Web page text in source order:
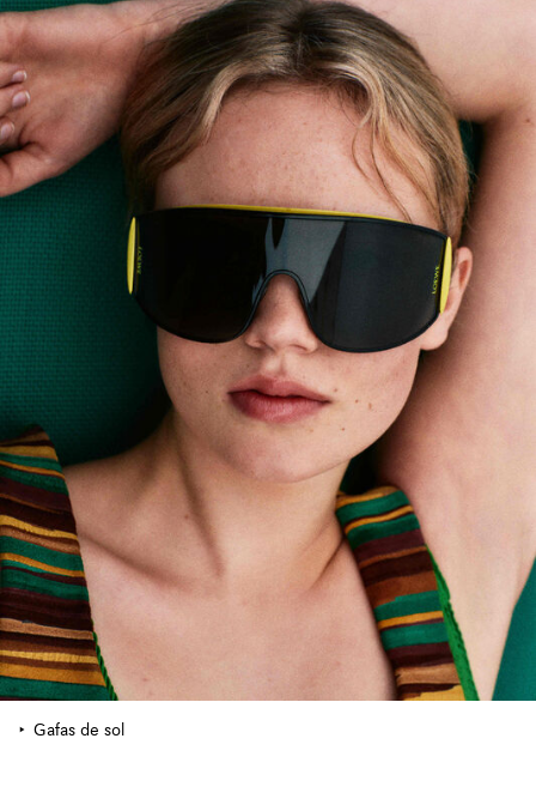
Gafas de sol